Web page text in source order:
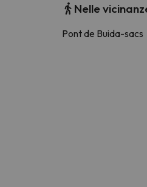
Nelle
Pont de Buida-sacs